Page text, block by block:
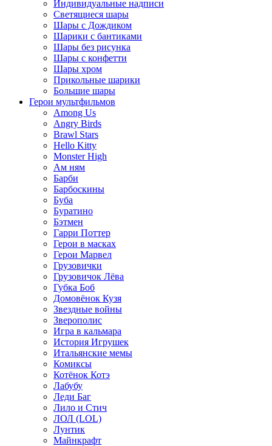
Индивидуальные надписи
Светящиеся шары
Шары с Дождиком
Шарики с бантиками
Шары без рисунка
Шары с конфетти
Шары хром
Прикольные шарики
Большие шары
Герои мультфильмов
Among Us
Angry Birds
Brawl Stars
Hello Kitty
Monster High
Ам ням
Барби
Барбоскины
Буба
Буратино
Бэтмен
Гарри Поттер
Герои в масках
Герои Марвел
Грузовички
Грузовичок Лёва
Губка Боб
Домовёнок Кузя
Звездные войны
Зверополис
Игра в кальмара
История Игрушек
Итальянские мемы
Комиксы
Котёнок Котэ
Лабубу
Леди Баг
Лило и Стич
ЛОЛ (LOL)
Лунтик
Майнкрафт